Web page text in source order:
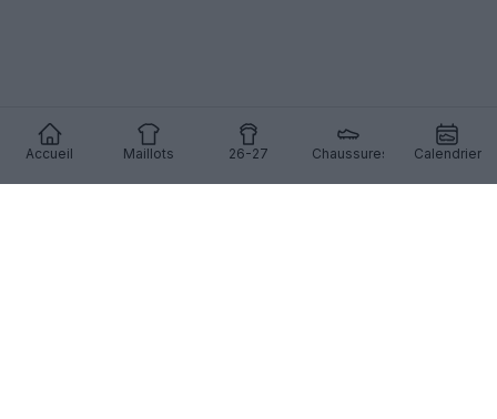
Accueil Maillots 26-27 Chaussures Calendrier